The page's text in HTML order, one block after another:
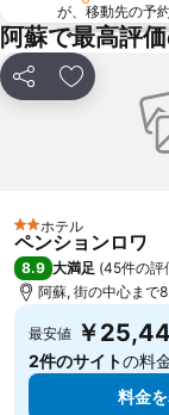
が、移動先の予
阿蘇で最高評
シェア お気に入り
2 ホテルのランク
ホテル
ペンションロワ
8.9 大満足 (45件の評
阿蘇, 街の中心まで
最安値 ￥
2件のサイトの料
料金